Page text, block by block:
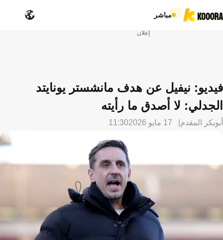
مباشر
إعلان
فيديو: نيفيل عن هدف مانشستر يونايتد
الجدلي: لا أصدق ما رأيته
أبوبكر المقدم 17 مايو 2026 11:30